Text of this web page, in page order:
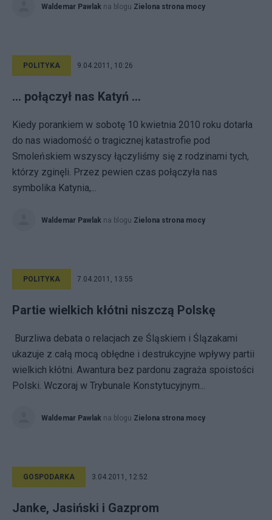
Waldemar Pawlak na blogu Zielona strona mocy
POLITYKA 9.04.2011, 10:26
... połączył nas Katyń ...
Kiedy porankiem w sobotę 10 kwietnia 2010 roku dotarła
do nas wiadomość o tragicznej katastrofie pod
Smoleńskiem wszyscy łączyliśmy się z rodzinami tych,
którzy zginęli. Przez pewien czas połączyła nas
symbolika Katynia,...
Waldemar Pawlak na blogu Zielona strona mocy
POLITYKA 7.04.2011, 13:55
Partie wielkich kłótni niszczą Polskę
Burzliwa debata o relacjach ze Śląskiem i Ślązakami
ukazuje z całą mocą obłędne i destrukcyjne wpływy partii
wielkich kłótni. Awantura bez pardonu zagraża spoistości
Polski. Wczoraj w Trybunale Konstytucyjnym...
Waldemar Pawlak na blogu Zielona strona mocy
GOSPODARKA 3.04.2011, 12:52
Janke, Jasiński i Gazprom